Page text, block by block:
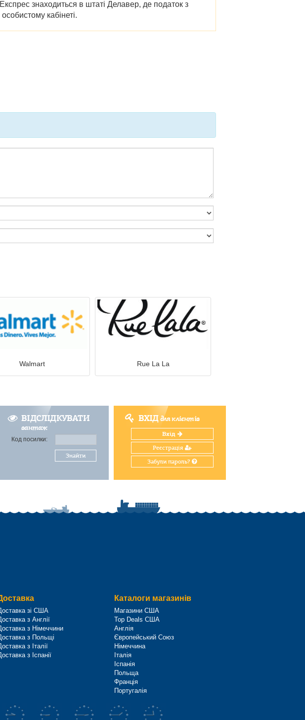
знаходиться в штаті Делавер, де податок з
кабінеті.
Walmart Rue La La
ВІДСЛІДКУВАТИ
вантаж
Код посилки:
Знайти
ВХІДдля клієнтів
Вхід
Реєстрація
Забули пароль?
зі США
з Англії
з Німеччини
з Польщі
з Італії
з Іспанії
Каталоги магазинів
Магазини США
Top Deals США
Англія
Європейський Союз
Німеччина
Італія
Іспанія
Польща
Франція
Португалія